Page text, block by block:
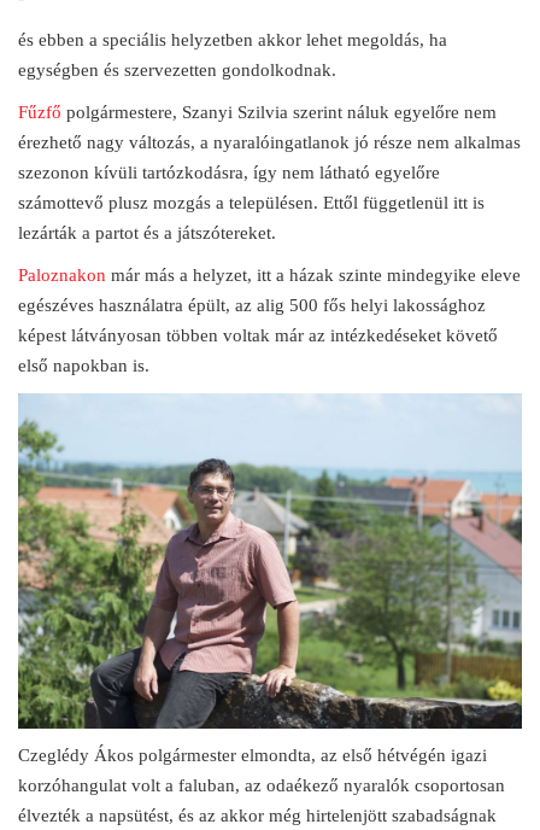
és ebben a speciális helyzetben akkor lehet megoldás, ha
egységben és szervezetten gondolkodnak.
Fűzfő polgármestere, Szanyi Szilvia szerint náluk egyelőre nem
érezhető nagy változás, a nyaralóingatlanok jó része nem alkalmas
szezonon kívüli tartózkodásra, így nem látható egyelőre
számottevő plusz mozgás a településen. Ettől függetlenül itt is
lezárták a partot és a játszótereket.
Paloznakon már más a helyzet, itt a házak szinte mindegyike eleve
egészéves használatra épült, az alig 500 fős helyi lakossághoz
képest látványosan többen voltak már az intézkedéseket követő
első napokban is.
Czeglédy Ákos polgármester elmondta, az első hétvégén igazi
korzóhangulat volt a faluban, az odaékező nyaralók csoportosan
élvezték a napsütést, és az akkor még hirtelenjött szabadságnak